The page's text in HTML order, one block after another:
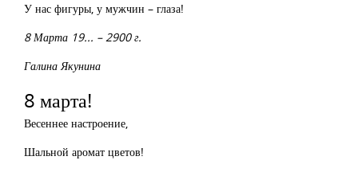
У нас фигуры, у мужчин – глаза!
8 Марта 19... – 2900 г.
Галина Якунина
8 марта!
Весеннее настроение,
Шальной аромат цветов!